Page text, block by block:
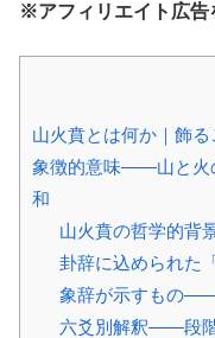
※アフィリエイト広告
山火賁とは何か｜飾
象徴的意味――山と火
和
山火賁の哲学的背
卦辞に込められた
象辞が示すもの
六爻別解釈――段